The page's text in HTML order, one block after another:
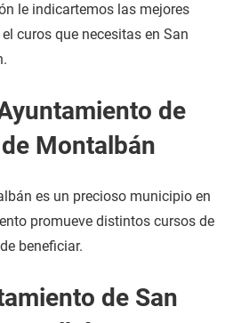
le indicartemos las mejores
curos que necesitas en San
de
Montalbán
es un precioso municipio en
promueve distintos cursos de
beneficiar.
de San